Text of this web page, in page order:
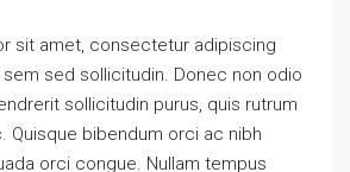
sit amet, consectetur adipiscing
sed sollicitudin. Donec non odio
sollicitudin purus, quis rutrum
Quisque bibendum orci ac nibh
orci congue. Nullam tempus